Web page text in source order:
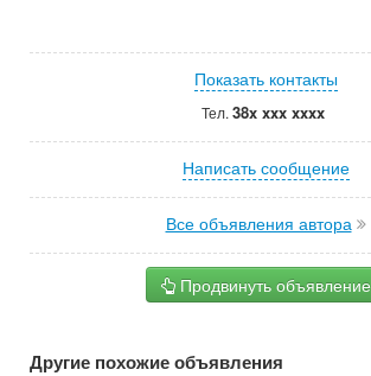
Показать контакты
Тел. 38x xxx xxxx
Написать сообщение
Все объявления автора
Продвинуть объявление
Другие похожие объявления